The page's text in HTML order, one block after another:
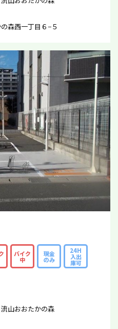
森西一丁目６−５
バイク
中
現金
のみ
24H
入出
庫可
山おおたかの森